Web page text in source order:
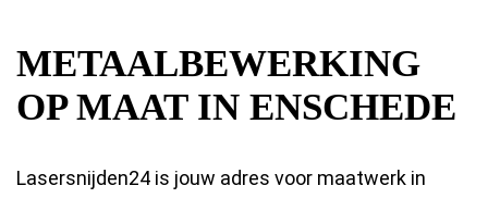
METAALBEWERKING
OP MAAT IN ENSCHEDE
Lasersnijden24 is jouw adres voor maatwerk in